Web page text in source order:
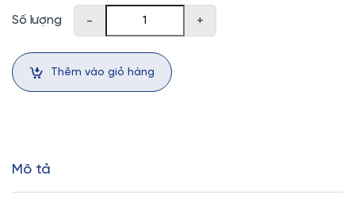
Sea Crown cá Nục sốt cà cay-Thùng 100 lon số lượng
Số lượng - +
Thêm vào giỏ hàng
Mô tả